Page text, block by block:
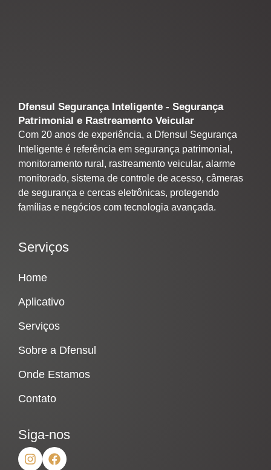
Dfensul Segurança Inteligente - Segurança
Patrimonial e Rastreamento Veicular
Com 20 anos de experiência, a Dfensul Segurança
Inteligente é referência em segurança patrimonial,
monitoramento rural, rastreamento veicular, alarme
monitorado, sistema de controle de acesso, câmeras
de segurança e cercas eletrônicas, protegendo
famílias e negócios com tecnologia avançada.
Serviços
Home
Aplicativo
Serviços
Sobre a Dfensul
Onde Estamos
Contato
Siga-nos